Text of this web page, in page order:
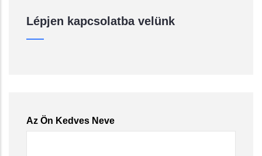
Lépjen kapcsolatba velünk
Az Ön Kedves Neve